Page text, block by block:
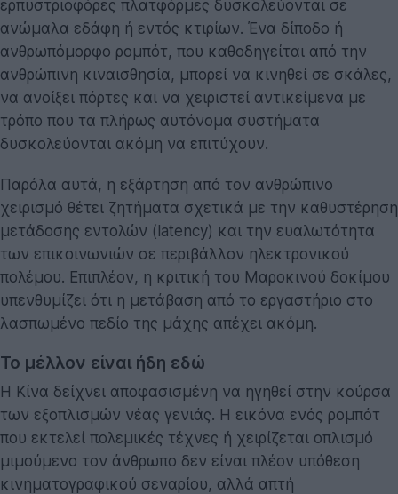
ερπυστριοφόρες πλατφόρμες δυσκολεύονται σε
ανώμαλα εδάφη ή εντός κτιρίων. Ένα δίποδο ή
ανθρωπόμορφο ρομπότ, που καθοδηγείται από την
ανθρώπινη κιναισθησία, μπορεί να κινηθεί σε σκάλες,
να ανοίξει πόρτες και να χειριστεί αντικείμενα με
τρόπο που τα πλήρως αυτόνομα συστήματα
δυσκολεύονται ακόμη να επιτύχουν.
Παρόλα αυτά, η εξάρτηση από τον ανθρώπινο
χειρισμό θέτει ζητήματα σχετικά με την καθυστέρηση
μετάδοσης εντολών (latency) και την ευαλωτότητα
των επικοινωνιών σε περιβάλλον ηλεκτρονικού
πολέμου. Επιπλέον, η κριτική του Μαροκινού δοκίμου
υπενθυμίζει ότι η μετάβαση από το εργαστήριο στο
λασπωμένο πεδίο της μάχης απέχει ακόμη.
Το μέλλον είναι ήδη εδώ
Η Κίνα δείχνει αποφασισμένη να ηγηθεί στην κούρσα
των εξοπλισμών νέας γενιάς. Η εικόνα ενός ρομπότ
που εκτελεί πολεμικές τέχνες ή χειρίζεται οπλισμό
μιμούμενο τον άνθρωπο δεν είναι πλέον υπόθεση
κινηματογραφικού σεναρίου, αλλά απτή